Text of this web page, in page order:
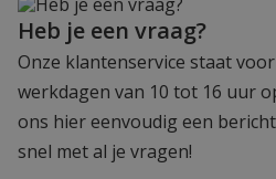
Heb je een vraag?
Onze klantenservice staat
werkdagen van 10 tot 16 uur
ons hier eenvoudig een
snel met al je vragen!